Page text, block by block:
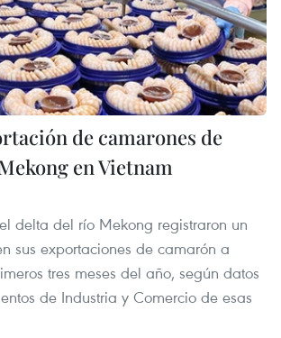
de camarones de
en Vietnam
delta del río Mekong registraron un
sus exportaciones de camarón a
tres meses del año, según datos
de Industria y Comercio de esas